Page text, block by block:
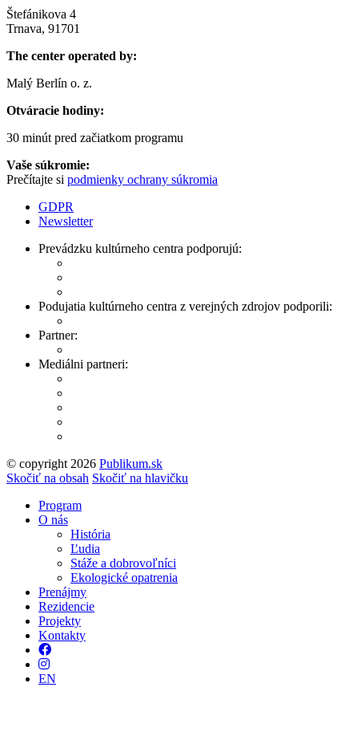
Štefánikova 4
Trnava, 91701
The center operated by:
Malý Berlín o. z.
Otváracie hodiny:
30 minút pred začiatkom programu
Vaše súkromie:
Prečítajte si podmienky ochrany súkromia
GDPR
Newsletter
Prevádzku kultúrneho centra podporujú:
Podujatia kultúrneho centra z verejných zdrojov podporili:
Partner:
Mediálni partneri:
© copyright 2026 Publikum.sk
Tvorba stránok: Enjoy
Skočiť na obsah Skočiť na hlavičku
Program
O nás
História
Ľudia
Stáže a dobrovoľníci
Ekologické opatrenia
Prenájmy
Rezidencie
Projekty
Kontakty
Facebook
Instagram
EN